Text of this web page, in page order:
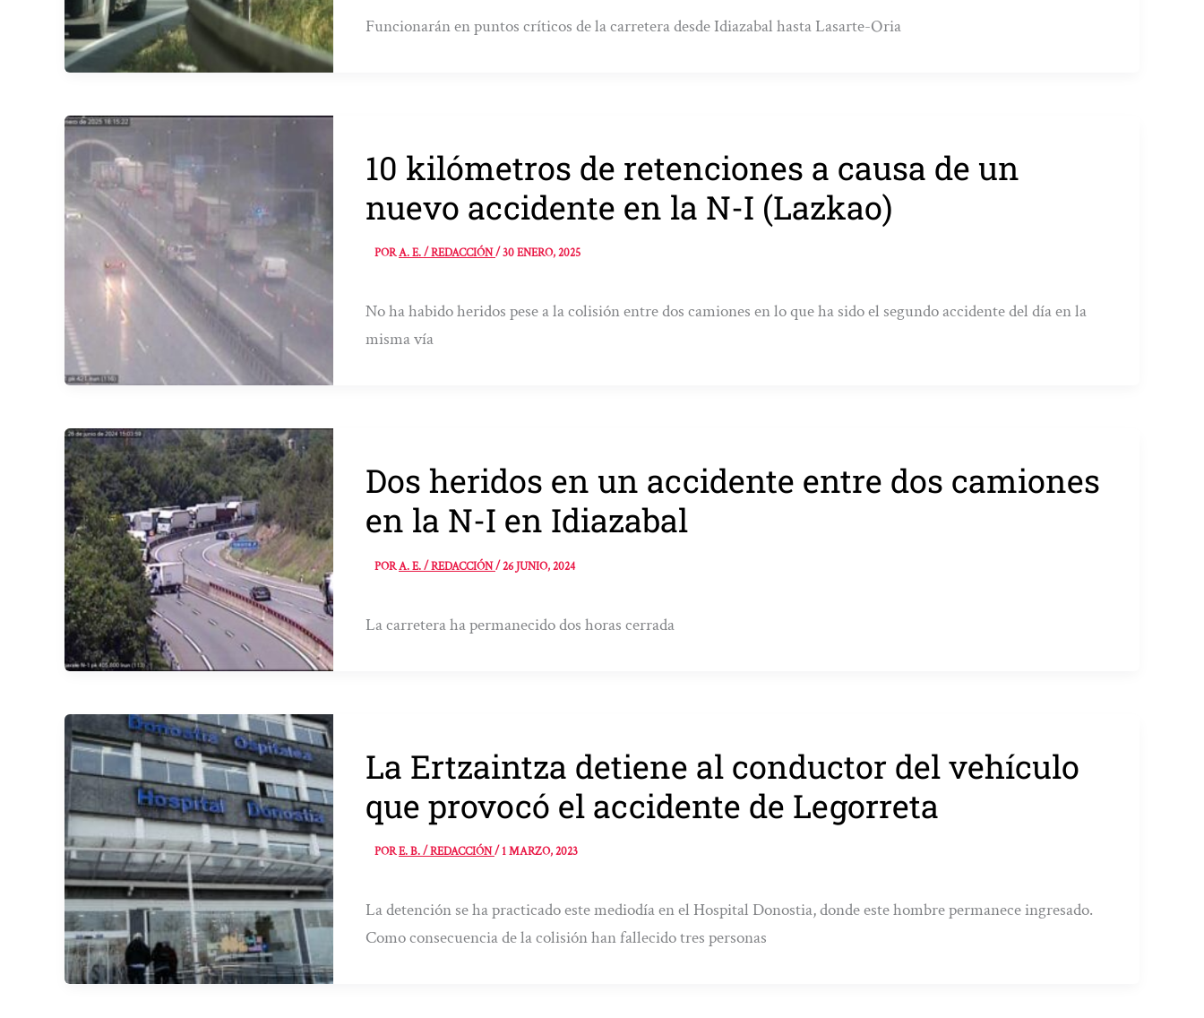
Funcionarán en puntos críticos de la carretera desde Idiazabal hasta Lasarte-Oria
10 kilómetros de retenciones a causa de un
nuevo accidente en la N-I (Lazkao)
PORA. E. / REDACCIÓN/30 ENERO, 2025
No ha habido heridos pese a la colisión entre dos camiones en lo que ha sido el segundo accidente del día en la
misma vía
Dos heridos en un accidente entre dos camiones
en la N-I en Idiazabal
PORA. E. / REDACCIÓN/26 JUNIO, 2024
La carretera ha permanecido dos horas cerrada
La Ertzaintza detiene al conductor del vehículo
que provocó el accidente de Legorreta
PORE. B. / REDACCIÓN/1 MARZO, 2023
La detención se ha practicado este mediodía en el Hospital Donostia, donde este hombre permanece ingresado.
Como consecuencia de la colisión han fallecido tres personas